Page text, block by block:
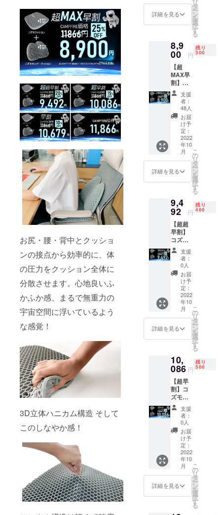
お尻・腰・背中とクッショ
ンの接点から効率的に、体
の圧力をクッション全体に
分散させます。心地良いふ
かふか感、まるで無重力の
宇宙空間に浮いているよう
な感覚！
3D立体ハニカム構造 そして
このしなやか感！
より出
荷時期
があり
ます。
ます。
※デザイ
る可能
性もご
ざいま
す。ご
了承く
ださ
い。 ※
ご注文
状況、
使用部
材の供
給状
況、製
造工程
上の都
より出
荷時期
があり
ます。
た場
合、正
定価格
より下
がる可
能性も
ござい
ます。
※デザイ
ン・仕
様は変
更にな
る可能
性もご
ざいま
す。ご
了承く
ださ
い。 ※
材の供
給状
況、製
造工程
上の都
合等に
より出
荷時期
が遅れ
る場合
があり
ます。
バー
クッ
ション
（接触
地カ
バー１
枚付
き）ｘ
１個
【CAM
PFIRE
価格
￥7000
の】
【税込
み/送料
込み】
※皆様の
支援購
入によ
り量産
合、正
規販売
価格が
販売予
定価格
より下
がる可
能性も
ござい
ます。
※デザイ
ン・仕
様は変
更にな
る可能
性もご
ざいま
い。 ※
ご注文
状況、
使用部
材の供
給状
況、製
造工程
上の都
合等に
より出
荷時期
が遅れ
る場合
があり
詳細を見る
リ
タ
ー
ン
を
選
択
す
る
8,9
00 円
残り
300
【超
MAX早
割】コ
ズモ
クッ
ション
＆コズ
モラン
バー
クッ
ション
ｘ１
セット
25％OF
F 完成
したコ
クッ
ション
（接触
冷感生
地カ
バー１
枚付
き）ｘ
１個 完
成した
コズモ
ラン
バー
クッ
ション
（接触
冷感生
き）ｘ
１個
【CAM
PFIRE
価格
￥1186
6の
25％OF
F￥296
6お得】
【税込
み/送料
込み】
※皆様の
支援購
入によ
り量産
支援
者：
48人
お届
け予
定：
2022
年10
月
詳細を見る
こ
の
リ
タ
ー
ン
を
選
択
す
る
9,4
92 円
残り
400
【超超
早割】
コズモ
クッ
ション
＆コズ
モラン
バー
クッ
ション
ｘ１
セット
20％OF
F 完成
したコ
ズモ
ション
（接触
冷感生
地カ
バー１
枚付
き）ｘ
１個 完
成した
コズモ
ラン
バー
クッ
ション
（接触
冷感生
地カ
支援
者：
0人
お届
け予
定：
2022
年10
月
詳細を見る
こ
の
リ
タ
ー
ン
を
選
択
す
る
10,
086 円
残り
500
【超早
割】コ
ズモ
クッ
ション
＆コズ
モラン
バー
クッ
ション
ｘ１
セット
15％OF
F 完成
したコ
ズモ
支援
者：
0人
お届
け予
定：
2022
年10
月
詳細を見る
こ
の
リ
タ
ー
ン
を
選
択
す
る